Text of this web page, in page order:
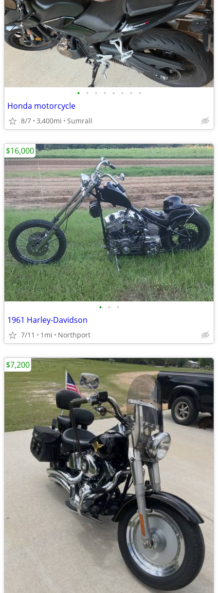
• • • • • • • •
Honda motorcycle
8/7 3,400mi Sumrall
• • •
1961 Harley-Davidson
7/11 1mi Northport
$16,000
$7,200